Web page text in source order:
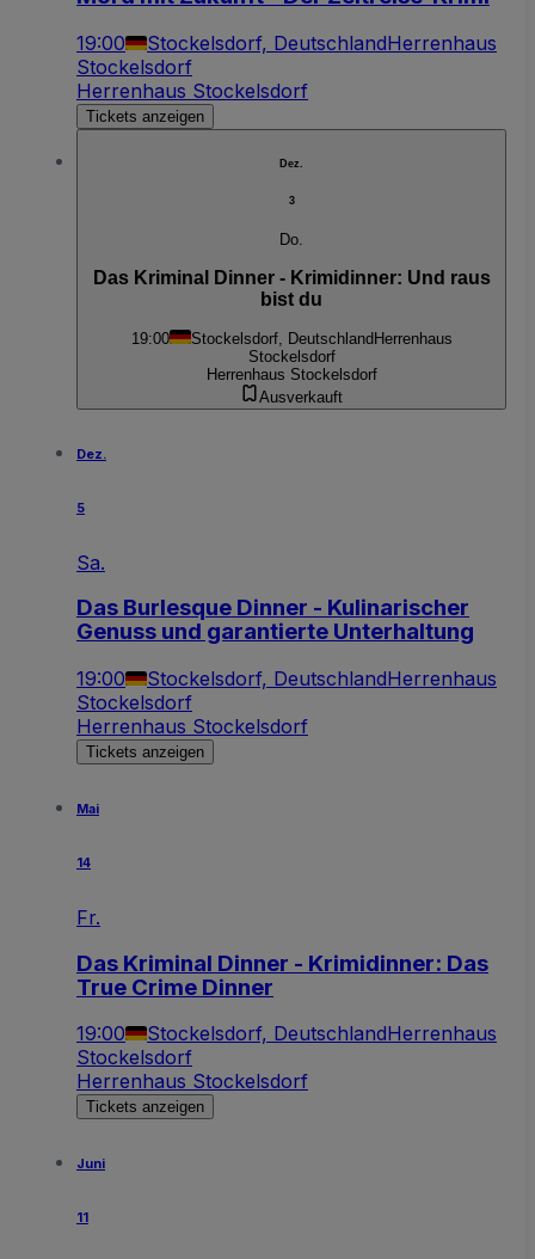
19:00 Stockelsdorf, DeutschlandHerrenhaus
Stockelsdorf
Herrenhaus Stockelsdorf
Tickets anzeigen
Dez.
3
Do.
Das Kriminal Dinner - Krimidinner: Und raus
bist du
19:00 Stockelsdorf, DeutschlandHerrenhaus
Stockelsdorf
Herrenhaus Stockelsdorf
Ausverkauft
Dez.
5
Sa.
Das Burlesque Dinner - Kulinarischer
Genuss und garantierte Unterhaltung
19:00 Stockelsdorf, DeutschlandHerrenhaus
Stockelsdorf
Herrenhaus Stockelsdorf
Tickets anzeigen
Mai
14
Fr.
Das Kriminal Dinner - Krimidinner: Das
True Crime Dinner
19:00 Stockelsdorf, DeutschlandHerrenhaus
Stockelsdorf
Herrenhaus Stockelsdorf
Tickets anzeigen
Juni
11